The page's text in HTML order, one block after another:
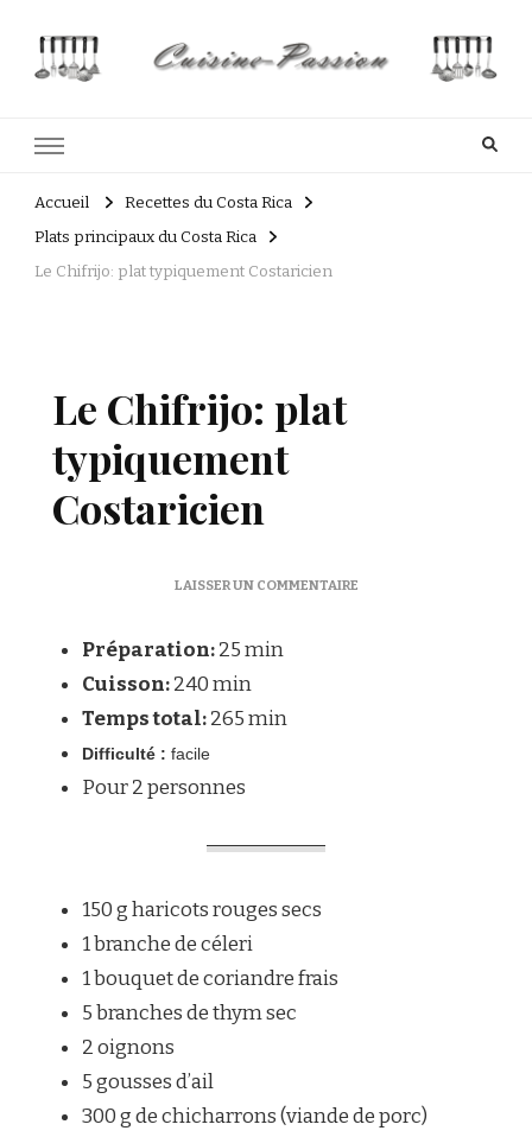
Accueil
Recettes du Costa Rica
Plats principaux du Costa Rica
Le Chifrijo: plat typiquement Costaricien
Le Chifrijo: plat
typiquement
Costaricien
LAISSER UN COMMENTAIRESUR
Préparation:25 min
Cuisson:240 min
Temps total:265 min
Difficulté : facile
Pour 2 personnes
150 g haricots rouges secs
1 branche de céleri
1 bouquet de coriandre frais
5 branches de thym sec
2 oignons
5 gousses d’ail
300 g de chicharrons (viande de porc)